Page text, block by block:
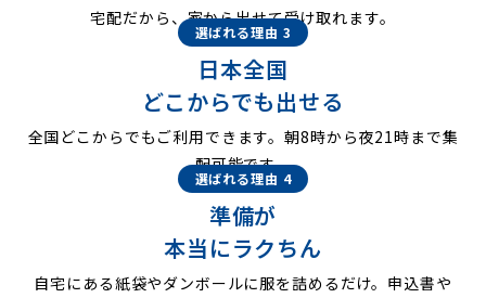
宅配だから、家から出せて受け取れます。
選ばれる理由 3
日本全国
どこからでも出せる
全国どこからでもご利用できます。朝8時から夜21時まで集
配可能です。
選ばれる理由 4
準備が
本当にラクちん
自宅にある紙袋やダンボールに服を詰めるだけ。申込書や